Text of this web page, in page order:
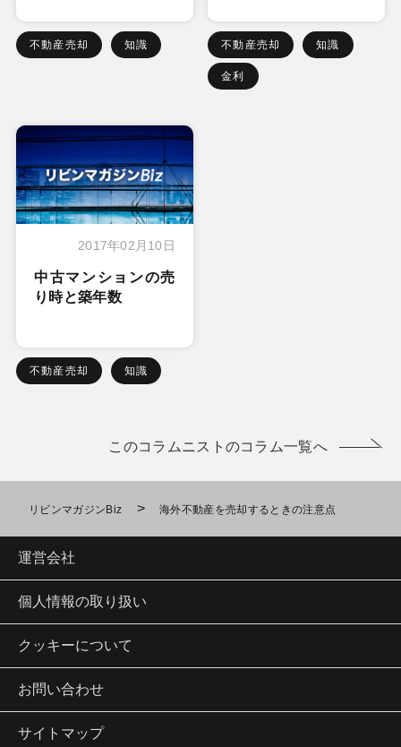
不動産売却 知識 不動産売却 知識
金利
2017年02月10日
中古マンションの売
り時と築年数
不動産売却 知識
このコラムニストのコラム一覧へ
リビンマガジンBiz > 海外不動産を売却するときの注意点
運営会社
個人情報の取り扱い
クッキーについて
お問い合わせ
サイトマップ